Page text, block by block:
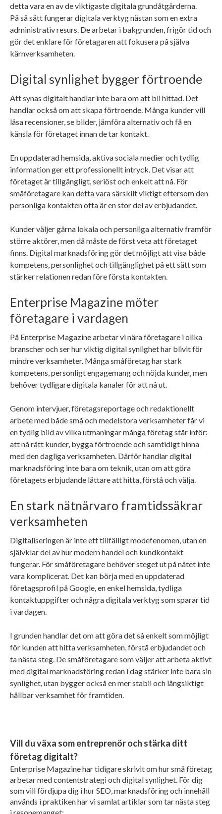
detta vara en av de viktigaste digitala grundåtgärderna.
På så sätt fungerar digitala verktyg nästan som en extra
administrativ resurs. De arbetar i bakgrunden, frigör tid och
gör det enklare för företagaren att fokusera på själva
kärnverksamheten.
Digital synlighet bygger förtroende
Att synas digitalt handlar inte bara om att bli hittad. Det
handlar också om att skapa förtroende. Många kunder vill
läsa recensioner, se bilder, jämföra alternativ och få en
känsla för företaget innan de tar kontakt.
En uppdaterad hemsida, aktiva sociala medier och tydlig
information ger ett professionellt intryck. Det visar att
företaget är tillgängligt, seriöst och enkelt att nå. För
småföretagare kan detta vara särskilt viktigt eftersom den
personliga kontakten ofta är en stor del av erbjudandet.
Kunder väljer gärna lokala och personliga alternativ framför
större aktörer, men då måste de först veta att företaget
finns. Digital marknadsföring gör det möjligt att visa både
kompetens, personlighet och tillgänglighet på ett sätt som
stärker relationen redan före första kontakten.
Enterprise Magazine möter
företagare i vardagen
På Enterprise Magazine arbetar vi nära företagare i olika
branscher och ser hur viktig digital synlighet har blivit för
mindre verksamheter. Många småföretag har stark
kompetens, personligt engagemang och nöjda kunder, men
behöver tydligare digitala kanaler för att nå ut.
Genom intervjuer, företagsreportage och redaktionellt
arbete med både små och medelstora verksamheter får vi
en tydlig bild av vilka utmaningar många företag står inför:
att nå rätt kunder, bygga förtroende och samtidigt hinna
med den dagliga verksamheten. Därför handlar digital
marknadsföring inte bara om teknik, utan om att göra
företagets erbjudande lättare att hitta, förstå och välja.
En stark nätnärvaro framtidssäkrar
verksamheten
Digitaliseringen är inte ett tillfälligt modefenomen, utan en
självklar del av hur modern handel och kundkontakt
fungerar. För småföretagare behöver steget ut på nätet inte
vara komplicerat. Det kan börja med en uppdaterad
företagsprofil på Google, en enkel hemsida, tydliga
kontaktuppgifter och några digitala verktyg som sparar tid
i vardagen.
I grunden handlar det om att göra det så enkelt som möjligt
för kunden att hitta verksamheten, förstå erbjudandet och
ta nästa steg. De småföretagare som väljer att arbeta aktivt
med digital marknadsföring redan i dag stärker inte bara sin
synlighet, utan bygger också en mer stabil och långsiktigt
hållbar verksamhet för framtiden.
Vill du växa som entreprenör och stärka ditt
företag digitalt?
Enterprise Magazine har tidigare skrivit om hur små företag
arbetar med contentstrategi och digital synlighet. För dig
som vill fördjupa dig i hur SEO, marknadsföring och innehåll
används i praktiken har vi samlat artiklar som tar nästa steg